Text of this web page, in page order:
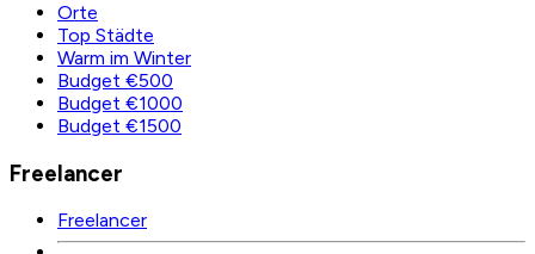
Orte
Top Städte
Warm im Winter
Budget €500
Budget €1000
Budget €1500
Freelancer
Freelancer